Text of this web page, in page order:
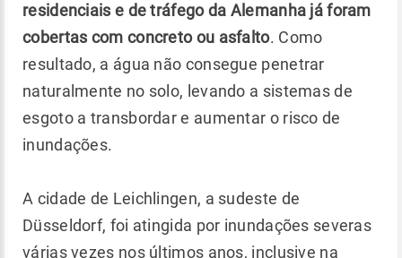
residenciais e de tráfego da Alemanha já foram
cobertas com concreto ou asfalto. Como
resultado, a água não consegue penetrar
naturalmente no solo, levando a sistemas de
esgoto a transbordar e aumentar o risco de
inundações.
A cidade de Leichlingen, a sudeste de
Düsseldorf, foi atingida por inundações severas
várias vezes nos últimos anos, inclusive na